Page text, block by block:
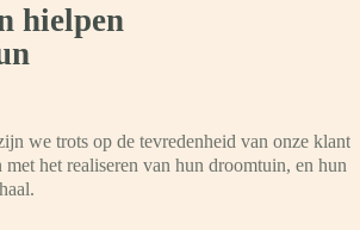
hielpen
we trots op de tevredenheid van onze
met het realiseren van hun droomtuin, en hun